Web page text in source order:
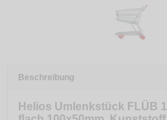
Beschreibung
Helios Umlenkstück FLÜB